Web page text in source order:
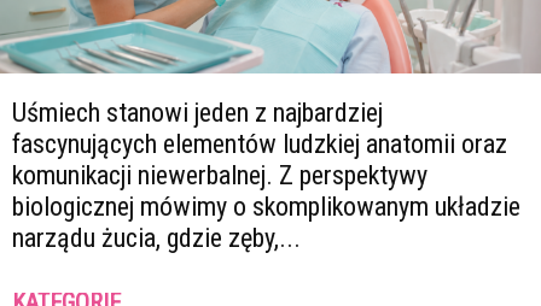
Uśmiech stanowi jeden z najbardziej
fascynujących elementów ludzkiej anatomii oraz
komunikacji niewerbalnej. Z perspektywy
biologicznej mówimy o skomplikowanym układzie
narządu żucia, gdzie zęby,...